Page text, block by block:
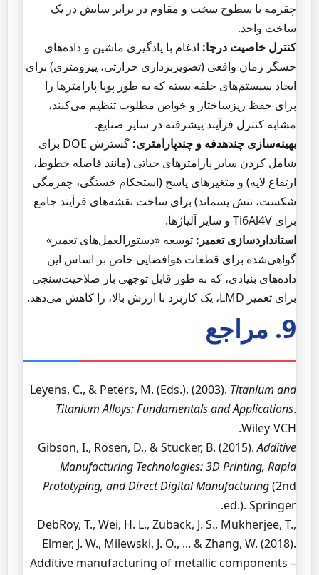
چقرمه با سطوح سخت و مقاوم در برابر سایش در یک
ساخت واحد.
کنترل خاصیت درجا: ادغام با یادگیری ماشین و داده‌های
حسگر زمان واقعی (تصویربرداری حرارتی، پیرومتری) برای
ایجاد سیستم‌های حلقه بسته که به طور پویا پارامترها را
برای حفظ ریزساختار و خواص مطلوب تنظیم می‌کنند،
مشابه کنترل فرآیند پیشرفته در سایر صنایع.
بهینه‌سازی چندهدفه و چندپارامتری:
گسترش DOE برای
شامل کردن سایر پارامترهای حیاتی (مانند فاصله خطوط،
ارتفاع لایه) و متغیرهای پاسخ (استحکام خستگی، چقرمگی
شکست، تنش پسماند) برای ساخت نقشه‌های فرآیند جامع
برای Ti6Al4V و سایر آلیاژها.
استانداردسازی تعمیر: توسعه «دستورالعمل‌های تعمیر»
گواهی‌شده برای قطعات هوافضایی خاص بر اساس این
داده‌های بنیادی، که به طور قابل توجهی بار صلاحیت‌سنجی
برای تعمیر LMD، یک کاربرد با ارزش بالا، را کاهش می‌دهد.
9. مراجع
Leyens, C., & Peters, M. (Eds.). (2003). Titanium and
Titanium Alloys: Fundamentals and Applications.
Wiley-VCH.
Gibson, I., Rosen, D., & Stucker, B. (2015).Additive
Manufacturing Technologies: 3D Printing, Rapid
Prototyping, and Direct Digital Manufacturing(2nd
ed.). Springer.
DebRoy, T., Wei, H. L., Zuback, J. S., Mukherjee, T.,
Elmer, J. W., Milewski, J. O., ... & Zhang, W. (2018).
Additive manufacturing of metallic components –